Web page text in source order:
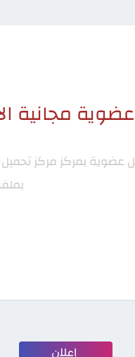
مجانية
عضوية بمركزمركز